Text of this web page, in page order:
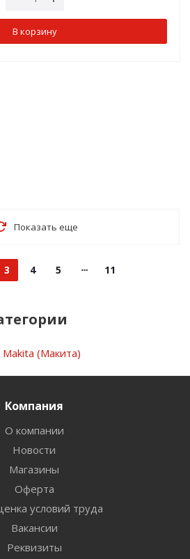
В корзину
Показать еще
3 4 5 11
(Макита)
Компания
О компании
Новости
Магазины
Оферта
условий труда
Вакансии
Реквизиты